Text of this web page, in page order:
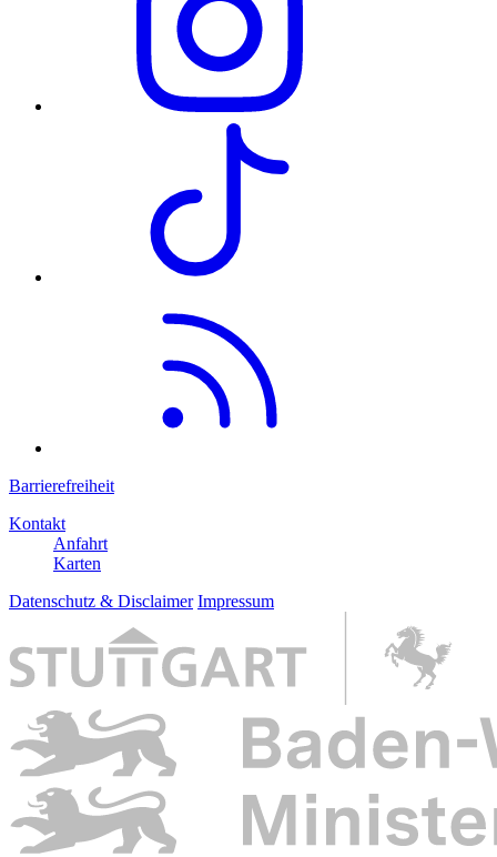
Barrierefreiheit
Kontakt
Anfahrt
Karten
Datenschutz & Disclaimer Impressum